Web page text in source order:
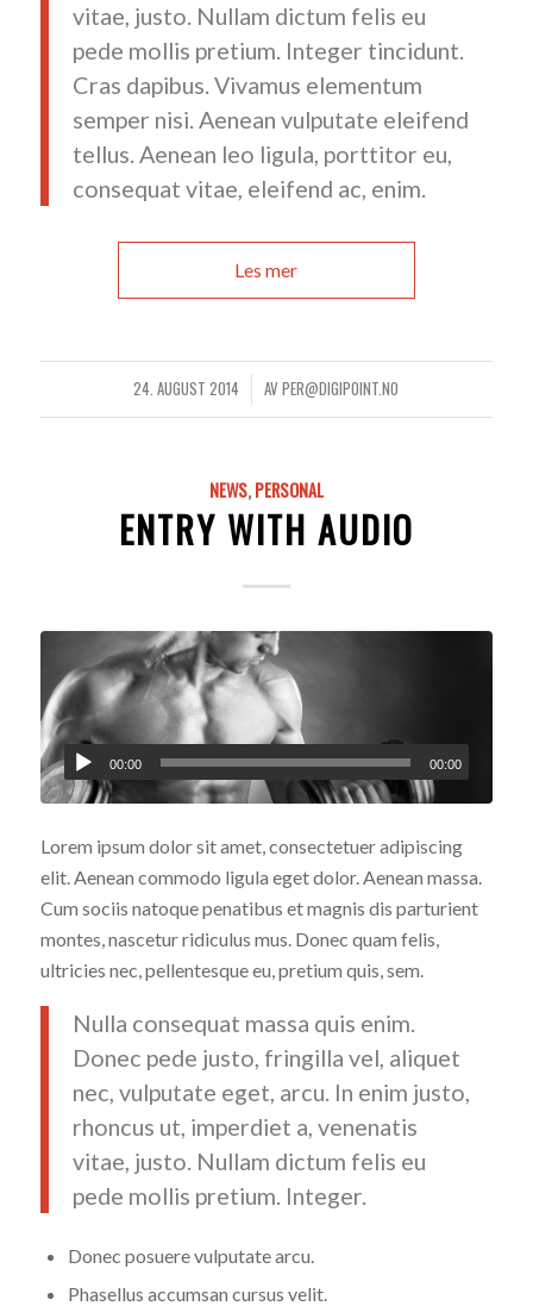
vitae, justo. Nullam dictum felis eu
pede mollis pretium. Integer tincidunt.
Cras dapibus. Vivamus elementum
semper nisi. Aenean vulputate eleifend
tellus. Aenean leo ligula, porttitor eu,
consequat vitae, eleifend ac, enim.
Les mer
24. AUGUST 2014
/ AVPER@DIGIPOINT.NO
NEWS,PERSONAL
ENTRY WITH AUDIO
00:00 00:00
Lorem ipsum dolor sit amet, consectetuer adipiscing
elit. Aenean commodo ligula eget dolor. Aenean massa.
Cum sociis natoque penatibus et magnis dis parturient
montes, nascetur ridiculus mus. Donec quam felis,
ultricies nec, pellentesque eu, pretium quis, sem.
Nulla consequat massa quis enim.
Donec pede justo, fringilla vel, aliquet
nec, vulputate eget, arcu. In enim justo,
rhoncus ut, imperdiet a, venenatis
vitae, justo. Nullam dictum felis eu
pede mollis pretium. Integer.
Donec posuere vulputate arcu.
Phasellus accumsan cursus velit.